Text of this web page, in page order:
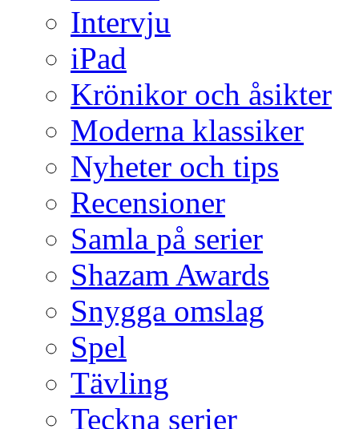
Intervju
iPad
Krönikor och åsikter
Moderna klassiker
Nyheter och tips
Recensioner
Samla på serier
Shazam Awards
Snygga omslag
Spel
Tävling
Teckna serier